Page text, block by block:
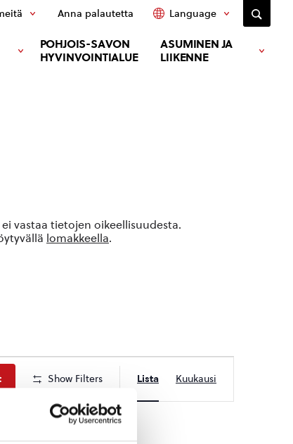
POHJOIS-SAVON
HYVINVOINTIALUE
ASUMINEN JA
LIIKENNE
Anna palautetta Language
Show Filters
Views
Navigation
Lista Kuukausi
vastaa tietojen oikeellisuudesta.
lomakkeella.